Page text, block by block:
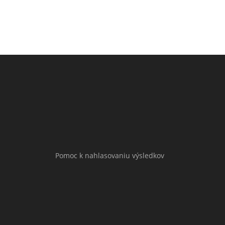
Pomoc k nahlasovaniu výsledkov